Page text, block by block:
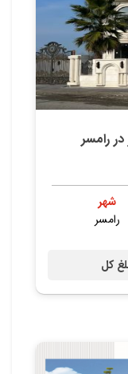
رامسر
شهر
رامسر
کل